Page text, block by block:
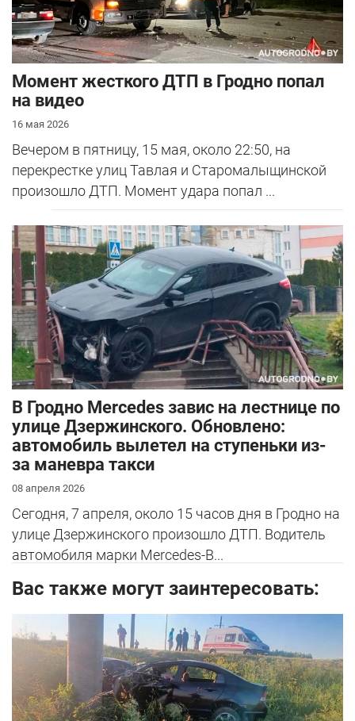
Момент жесткого ДТП в Гродно попал
на видео
16 мая 2026
Вечером в пятницу, 15 мая, около 22:50, на
перекрестке улиц Тавлая и Старомалыщинской
произошло ДТП. Момент удара попал ...
В Гродно Mercedes завис на лестнице по
улице Дзержинского. Обновлено:
автомобиль вылетел на ступеньки из-
за маневра такси
08 апреля 2026
Сегодня, 7 апреля, около 15 часов дня в Гродно на
улице Дзержинского произошло ДТП. Водитель
автомобиля марки Mercedes-B...
Вас также могут заинтересовать: